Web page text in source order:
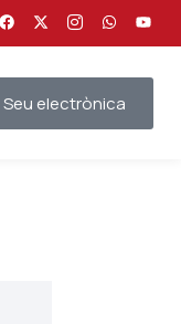
Seu electrònica